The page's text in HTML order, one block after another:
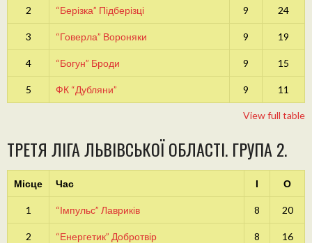
2 “Берізка” Підберізці 9 24
3 “Говерла” Вороняки 9 19
4 “Богун” Броди 9 15
5 ФК “Дубляни” 9 11
View full table
ТРЕТЯ ЛІГА ЛЬВІВСЬКОЇ ОБЛАСТІ. ГРУПА 2.
Місце Час І О
1 “Імпульс” Лавриків 8 20
2 “Енергетик” Добротвір 8 16